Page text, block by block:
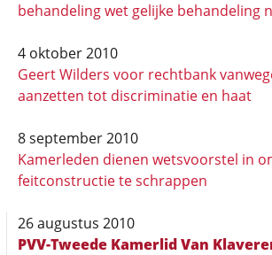
behandeling wet gelijke behandeling
4 oktober 2010
Geert Wilders voor rechtbank
aanzetten tot discriminatie en haat
8 september 2010
Kamerleden dienen wetsvoorstel in
feitconstructie te schrappen
26 augustus 2010
PVV-Tweede Kamerlid Van